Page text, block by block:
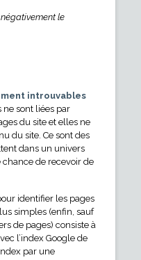
le
introuvables
ne sont liées par
du site et elles ne
du site. Ce sont des
dans un univers
de recevoir de
identifier les pages
simples (enfin, sauf
de pages) consiste à
l’index Google de
par une